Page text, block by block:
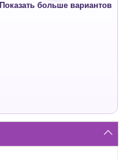
Показать больше вариантов